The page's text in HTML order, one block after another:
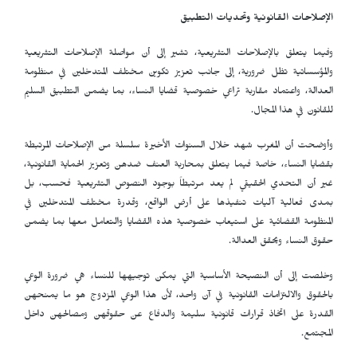
الإصلاحات القانونية وتحديات التطبيق
وفيما يتعلق بالإصلاحات التشريعية، تشير إلى أن مواصلة الإصلاحات التشريعية
والمؤسساتية تظل ضرورية، إلى جانب تعزيز تكوين مختلف المتدخلين في منظومة
العدالة، واعتماد مقاربة تراعي خصوصية قضايا النساء، بما يضمن التطبيق السليم
للقانون في هذا المجال.
وأوضحت أن المغرب شهد خلال السنوات الأخيرة سلسلة من الإصلاحات المرتبطة
بقضايا النساء، خاصة فيما يتعلق بمحاربة العنف ضدهن وتعزيز الحماية القانونية،
غير أن التحدي الحقيقي لم يعد مرتبطاً بوجود النصوص التشريعية فحسب، بل
بمدى فعالية آليات تنفيذها على أرض الواقع، وقدرة مختلف المتدخلين في
المنظومة القضائية على استيعاب خصوصية هذه القضايا والتعامل معها بما يضمن
حقوق النساء ويحقق العدالة.
وخلصت إلى أن النصيحة الأساسية التي يمكن توجيهها للنساء هي ضرورة الوعي
بالحقوق والالتزامات القانونية في آن واحد، لأن هذا الوعي المزدوج هو ما يمنحهن
القدرة على اتخاذ قرارات قانونية سليمة والدفاع عن حقوقهن ومصالحهن داخل
المجتمع.